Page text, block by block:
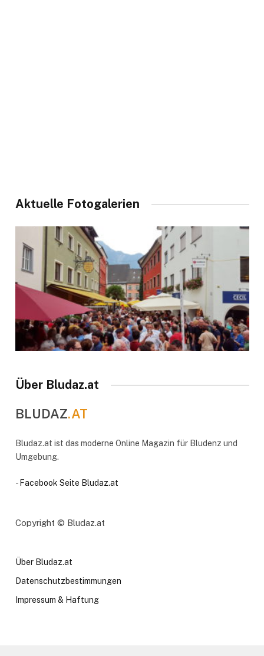
Aktuelle Fotogalerien
Über Bludaz.at
BLUDAZ.AT
Bludaz.at ist das moderne Online Magazin für Bludenz und
Umgebung.
- Facebook Seite Bludaz.at
Copyright © Bludaz.at
Über Bludaz.at
Datenschutzbestimmungen
Impressum & Haftung